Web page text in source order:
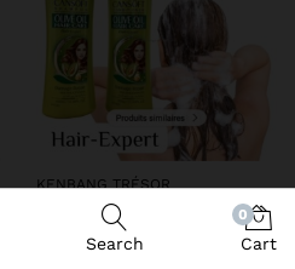
KENBANG TRÉSOR
Duo CANSoft Shampooing &
Après-shampooing à l’Huile
Search
0
Cart